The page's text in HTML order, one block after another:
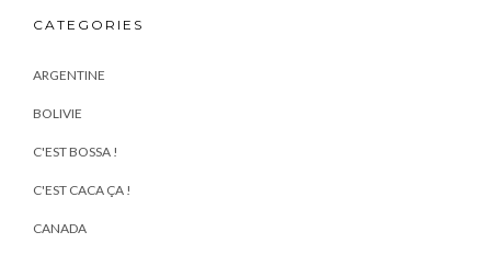
CATEGORIES
ARGENTINE
BOLIVIE
C'EST BOSSA !
C'EST CACA ÇA !
CANADA